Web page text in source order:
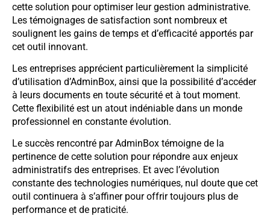
cette solution pour optimiser leur gestion administrative.
Les témoignages de satisfaction sont nombreux et
soulignent les gains de temps et d’efficacité apportés par
cet outil innovant.
Les entreprises apprécient particulièrement la simplicité
d’utilisation d’AdminBox, ainsi que la possibilité d’accéder
à leurs documents en toute sécurité et à tout moment.
Cette flexibilité est un atout indéniable dans un monde
professionnel en constante évolution.
Le succès rencontré par AdminBox témoigne de la
pertinence de cette solution pour répondre aux enjeux
administratifs des entreprises. Et avec l’évolution
constante des technologies numériques, nul doute que cet
outil continuera à s’affiner pour offrir toujours plus de
performance et de praticité.